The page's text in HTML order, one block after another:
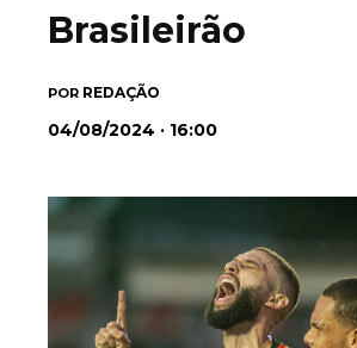
Brasileirão
POR REDAÇÃO
04/08/2024 · 16:00